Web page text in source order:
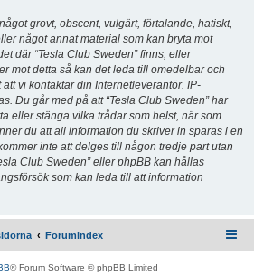
grovt, obscent, vulgärt, förtalande, hatiskt,
något annat material som kan bryta mot
där “Tesla Club Sweden” finns, eller
mot detta så kan det leda till omedelbar och
vi kontaktar din Internetleverantör. IP-
Du går med på att “Tesla Club Sweden” har
eller stänga vilka trådar som helst, när som
du att all information du skriver in sparas i en
inte att delges till någon tredje part utan
Club Sweden” eller phpBB kan hållas
som kan leda till att information
Forumindex
® Forum Software © phpBB Limited